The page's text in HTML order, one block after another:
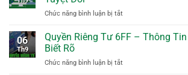
6FF
Minh
Sự
Chức năng bình luận bị tắtở
Có
6FF
06
Th9
Quyền Riêng Tư 6FF – Thông
Biết Rõ
Chức năng bình luận bị tắtở